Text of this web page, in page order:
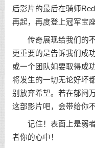
后影片的最后在骑师
再起，再度登上冠军宝座
传奇展现给我们的不
更重要的是告诉我们成
或一个团队如要取得成
将发生的一切无论好坏
别放弃希望。若在郁闷
这部影片吧，会带给你
记住！表面上是弱者
者你的心中！